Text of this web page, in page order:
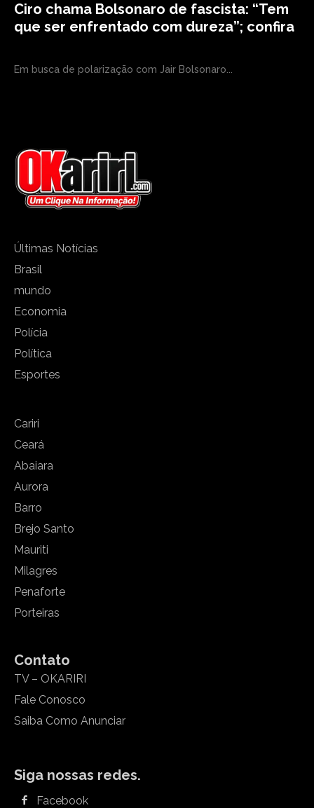
Ciro chama Bolsonaro de fascista: “Tem
que ser enfrentado com dureza”; confira
Em busca de polarização com Jair Bolsonaro...
Últimas Notícias
Brasil
mundo
Economia
Polícia
Política
Esportes
Cariri
Ceará
Abaiara
Aurora
Barro
Brejo Santo
Mauriti
Milagres
Penaforte
Porteiras
Contato
TV – OKARIRI
Fale Conosco
Saiba Como Anunciar
Siga nossas redes.
Facebook